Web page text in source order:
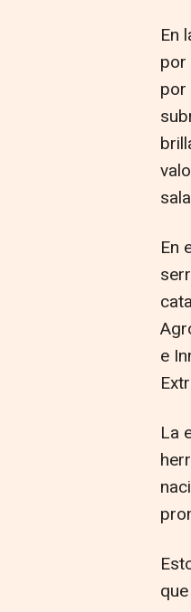
En
por
por
En
e
La